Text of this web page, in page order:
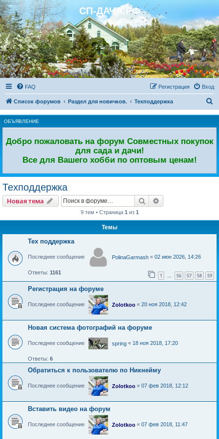
Регистрация СП-ДАЧА.РФ
FAQ Вход
Регистрация
Список форумов Раздел для новичков. Техподдержка
ОБЪЯВЛЕНИЕ
Добро пожаловать на форум Совместных покупок
для сада и дачи!
Все для Вашего хобби по оптовым ценам!
Техподдержка
Новая тема
Новаятема Поиск
9 тем • Страница 1 из 1
Темы
Тех поддержка
Последнее сообщение PolinaGarmash « 02 июн 2026, 14:26
Ответы: 1161 1 … 56 57 58 59
Регистрация на форуме
Последнее сообщение Zolotkoo « 20 ноя 2018, 12:42
Новая система фотографий на форуме
Последнее сообщение spring « 18 ноя 2018, 17:20
Ответы: 6
Обратиться к пользователю по Никнейму
Последнее сообщение Zolotkoo « 07 фев 2018, 12:12
Вставить видео на форум
Последнее сообщение Zolotkoo « 07 фев 2018, 11:47